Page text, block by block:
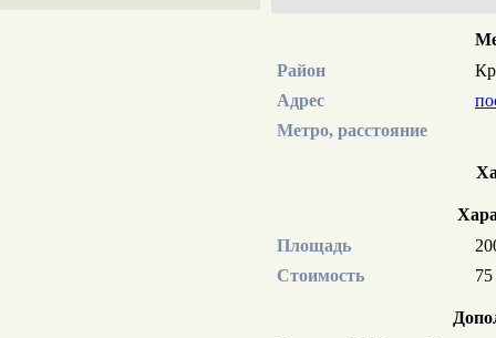
Район
Адрес
Метро, расстояние
Площадь
Стоимость